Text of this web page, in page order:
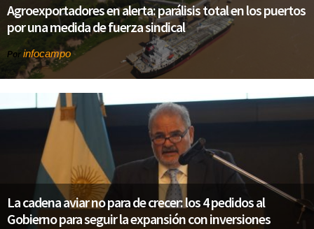
Agroexportadores en alerta: parálisis total en los puertos
por una medida de fuerza sindical
Por infocampo
La cadena aviar no para de crecer: los 4 pedidos al
Gobierno para seguir la expansión con inversiones